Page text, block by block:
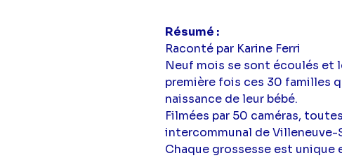
Résumé
Raconté par Karine Ferri
Neuf mois se sont écoulés et
première fois ces 30 familles
naissance de leur bébé.
Filmées par 50 caméras,
intercommunal de Villeneuve-
Chaque grossesse est